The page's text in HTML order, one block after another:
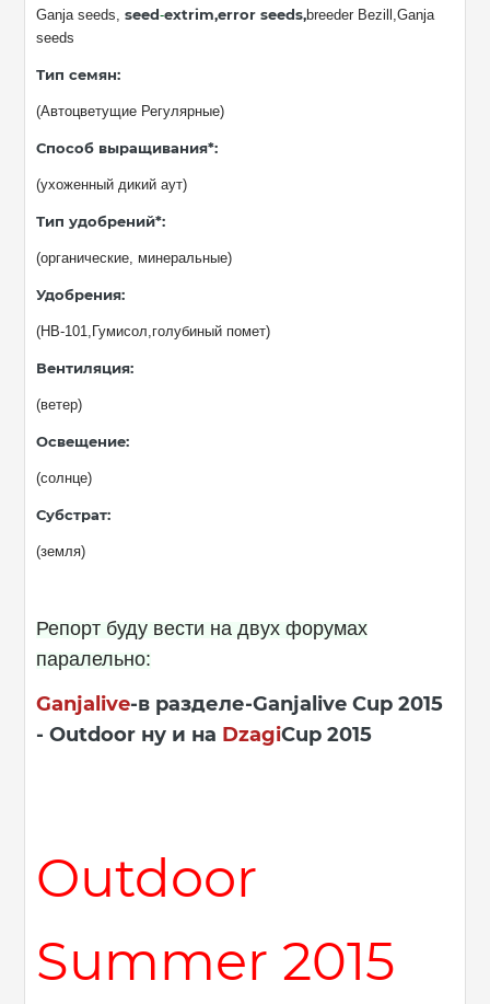
Ganja seeds, seed-extrim,error seeds,breeder Bezill,Ganja
seeds
Тип семян:
(Автоцветущие Регулярные)
Способ выращивания*:
(ухоженный дикий аут)
Тип удобрений*:
(органические, минеральные)
Удобрения:
(НВ-101,Гумисол,голубиный помет)
Вентиляция:
(ветер)
Освещение:
(солнце)
Субстрат:
(земля)
Репорт буду вести на двух форумах
паралельно:
Ganjalive-в разделе-Ganjalive Cup 2015
- Outdoor ну и на DzagiCup 2015
Outdoor
Summer 2015